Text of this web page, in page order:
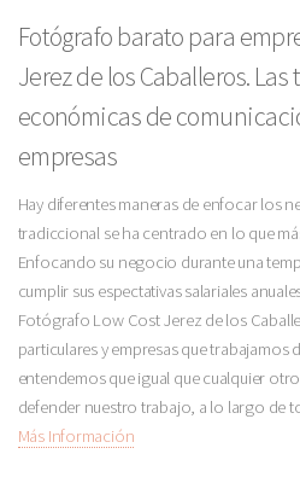
Fotógrafo barato para
Jerez de los Caballeros. Las
económicas de
empresas
Hay diferentes maneras de enfocar los
tradiccional se ha centrado en lo que
Enfocando su negocio durante una
cumplir sus espectativas salariales
Fotógrafo Low Cost Jerez de los
particulares y empresas que
entendemos que igual que cualquier
defender nuestro trabajo, a lo largo de
Más Información